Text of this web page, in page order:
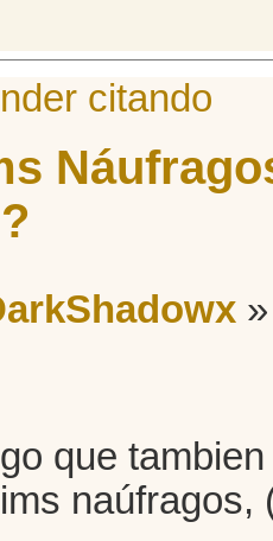
citando
que
naúfragos,